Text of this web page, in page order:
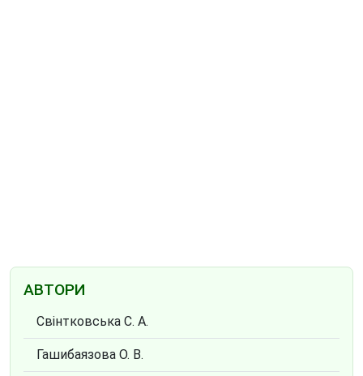
АВТОРИ
Свінтковська С. А.
Гашибаязова О. В.